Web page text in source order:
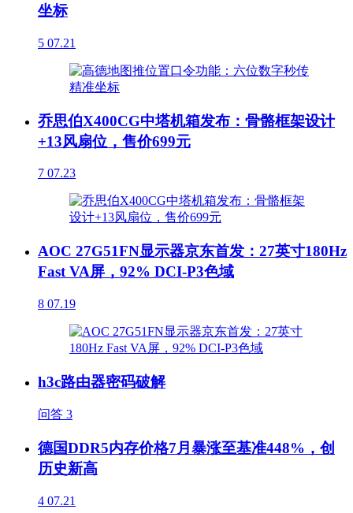
坐标
5 07.21
乔思伯X400CG中塔机箱发布：骨骼框架设计
+13风扇位，售价699元
7 07.23
AOC 27G51FN显示器京东首发：27英寸180Hz
Fast VA屏，92% DCI-P3色域
8 07.19
h3c路由器密码破解
问答 3
德国DDR5内存价格7月暴涨至基准448%，创
历史新高
4 07.21